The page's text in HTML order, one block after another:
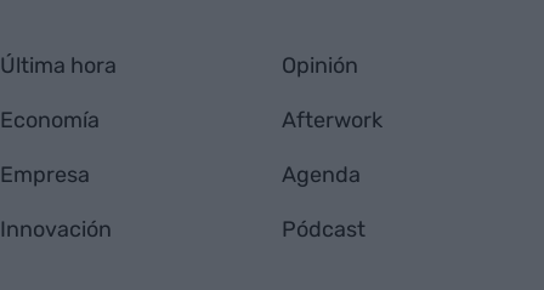
Última hora
Economía
Empresa
Innovación
Opinión
Afterwork
Agenda
Pódcast